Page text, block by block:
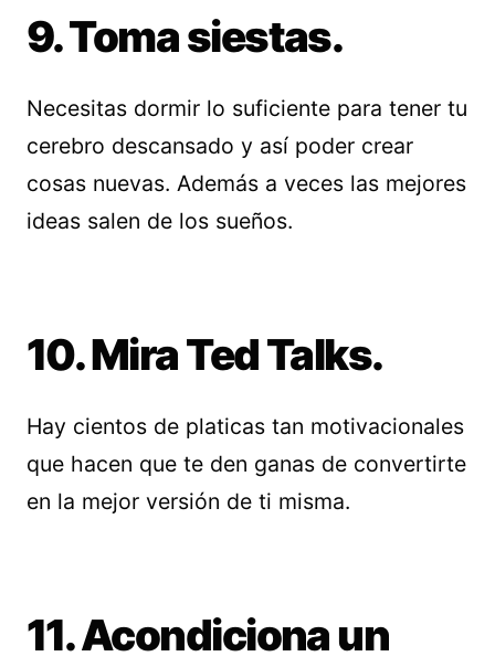
9. Toma siestas.
Necesitas dormir lo suficiente para tener tu
cerebro descansado y así poder crear
cosas nuevas. Además a veces las mejores
ideas salen de los sueños.
10. Mira Ted Talks.
Hay cientos de platicas tan motivacionales
que hacen que te den ganas de convertirte
en la mejor versión de ti misma.
11. Acondiciona un